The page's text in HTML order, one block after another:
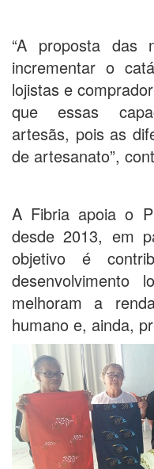
“A proposta das
incrementar o
lojistas e
que essas
artesãs, pois as
de artesanato”,
A Fibria apoia o
desde 2013, em
objetivo é
desenvolvimento
melhoram a
humano e, ainda,